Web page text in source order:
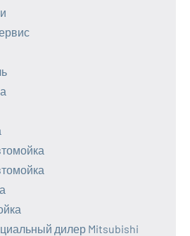
дилер Mitsubishi